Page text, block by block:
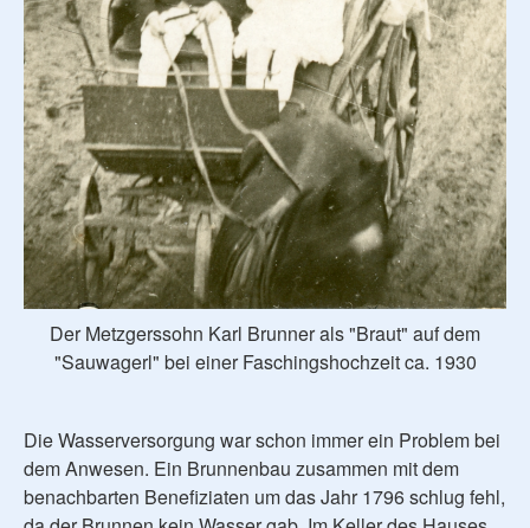
Der Metzgerssohn Karl Brunner als "Braut" auf dem
"Sauwagerl" bei einer Faschingshochzeit ca. 1930
Die Wasserversorgung war schon immer ein Problem bei
dem Anwesen. Ein Brunnenbau zusammen mit dem
benachbarten Benefiziaten um das Jahr 1796 schlug fehl,